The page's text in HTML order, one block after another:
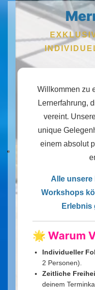
Willkommen zu
Lernerfahrung,
vereint.
unique
einem absolut
Alle unsere
Workshops
Erlebnis
🌟 Warum
Individueller
2 Personen).
Zeitliche
deinem